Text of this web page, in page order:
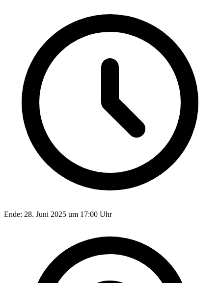
Ende: 28. Juni 2025 um 17:00 Uhr